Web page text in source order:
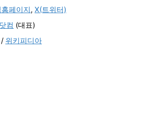
페이지, X(트위터)
컴 (대표)
/ 위키피디아